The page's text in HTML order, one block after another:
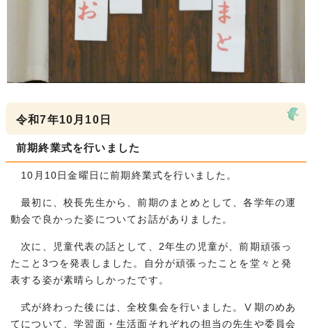
令和7年10月10日
前期終業式を行いました
10月10日金曜日に前期終業式を行いました。
最初に、校長先生から、前期のまとめとして、各学年の運
動会で良かった姿についてお話がありました。
次に、児童代表の話として、2年生の児童が、前期頑張っ
たこと3つを発表しました。自分が頑張ったことを堂々と発
表する姿が素晴らしかったです。
式が終わった後には、全校集会を行いました。Ⅴ期のめあ
てについて、学習面・生活面それぞれの担当の先生や委員会